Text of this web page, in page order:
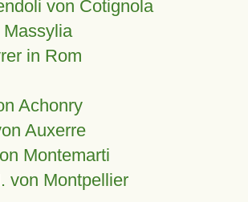
von Cotignola
in Rom
Achonry
Auxerre
Montemarti
von Montpellier